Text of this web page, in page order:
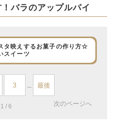
バラのアップルパイ
タ映えするお菓子の作り方☆
スイーツ
3 最後
1 / 6 次のページへ